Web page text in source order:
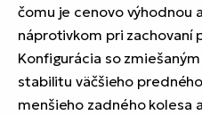
čomu je cenovo výhodnou
náprotivkom pri zachovaní
Konfigurácia so
stabilitu väčšieho
menšieho zadného kolesa